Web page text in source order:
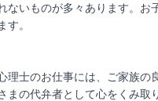
ないものが多々あります。
す。
理士のお仕事には、ご家族
まの代弁者として心をくみ